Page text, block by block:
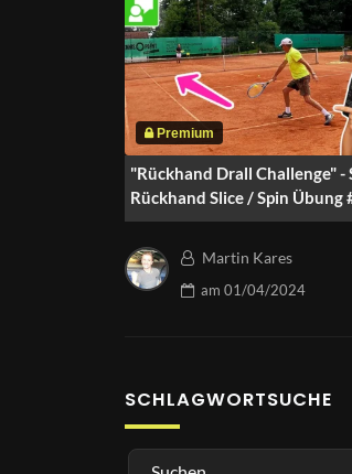
"Rückhand Drall Challenge" -
Rückhand Slice / Spin Übung
Martin Kares
am 01/04/2024
SCHLAGWORTSUCHE